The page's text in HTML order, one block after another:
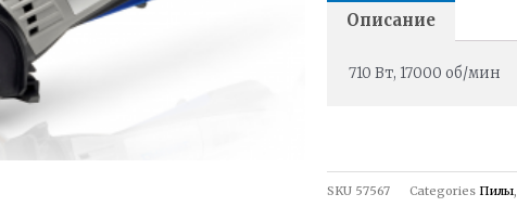
Описание
710 Вт, 17000 об/мин
SKU 57567 Categories Пилы,